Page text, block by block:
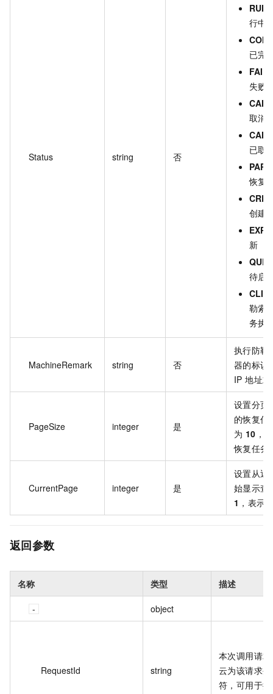
Status string 否
行中
已完
失败
取消
已取
恢复
创建
新
待启
勒索
务执
MachineRemark string 否
执行防勒
器的标识
IP 地址
PageSize integer 是
设置分页
的恢复任
为 10 ，
恢复任务
CurrentPage integer 是
设置从返
始显示查
1 ，表示
返回参数
名称 类型 描述
object
RequestId string
本次调用请
云为该请求
符，可用于